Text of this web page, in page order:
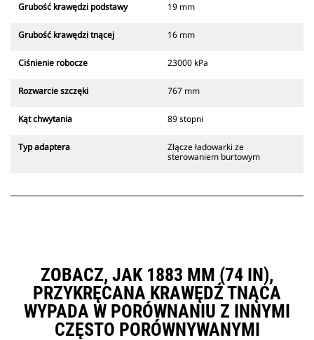
Grubość krawędzi podstawy 19 mm
Grubość krawędzi tnącej 16 mm
Ciśnienie robocze 23000 kPa
Rozwarcie szczęki 767 mm
Kąt chwytania 89 stopni
Typ adaptera
Złącze ładowarki ze
sterowaniem burtowym
ZOBACZ, JAK 1883 MM (74 IN),
PRZYKRĘCANA KRAWĘDŹ TNĄCA
WYPADA W PORÓWNANIU Z INNYMI
CZĘSTO PORÓWNYWANYMI